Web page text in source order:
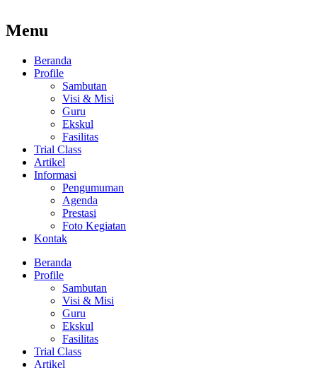
Menu
Beranda
Profile
Sambutan
Visi & Misi
Guru
Ekskul
Fasilitas
Trial Class
Artikel
Informasi
Pengumuman
Agenda
Prestasi
Foto Kegiatan
Kontak
Beranda
Profile
Sambutan
Visi & Misi
Guru
Ekskul
Fasilitas
Trial Class
Artikel